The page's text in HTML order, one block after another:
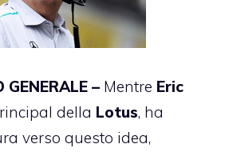
GENERALE – Mentre Eric
della Lotus, ha
verso questo idea,